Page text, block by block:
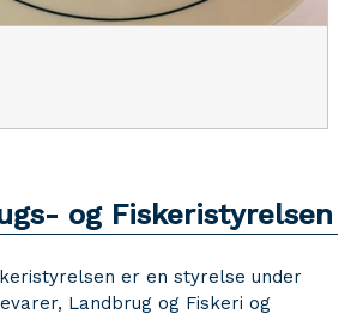
og Fiskeristyrelsen
er en styrelse under
Landbrug og Fiskeri og